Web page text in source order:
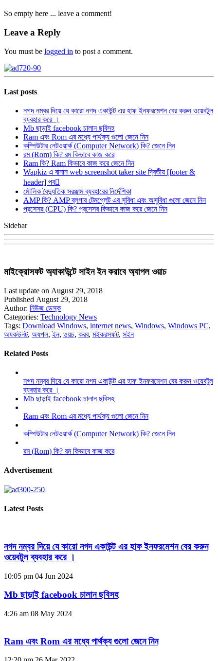
So empty here ... leave a comment!
Leave a Reply
You must be logged in to post a comment.
Last posts
নগদ নম্বর দিয়ে যে কারো নগদ একাউন্ট এর হাফ ইনফরমেশন বের করুন ওয়েবটুল
ব্যবহার করে ।
Mb ছাড়াই facebook চালান ছবিসহ
Ram এবং Rom এর মধ্যে পার্থক্য গুলো জেনে নিন
কম্পিউটার নেটওয়ার্ক (Computer Network) কি? জেনে নিন
রম (Rom) কি? রম কিভাবে কাজ করে
Ram কি? Ram কিভাবে কাজ করে জেনে নিন
Wapkiz এ বানান web screenshot taker site দ্বিতীয় [footer &
header] পব
মৌলিক বৈদ্যুতিক সরঞ্জাম ব্যবহারের নির্দেশিকা
AMP কি? AMP ব্লগার টেমপ্লেট এর সুবিধা এবং অসুবিধা গুলো জেনে নিন
প্রসেসর (CPU) কি? প্রসেসর কিভাবে কাজ করে জেনে নিন
Sidebar
মাইক্রোসফট অ্যাকাউন্টে সাইন ইন করাবে অ্যাপল ওয়াচ
Last update on August 29, 2018
Published August 29, 2018
Author: নিউজ ডেস্ক
Categories: Technology News
Tags: Download Windows, internet news, Windows, Windows PC,
অযকউনট, অযপল,ইন, ওয়চ, করব, মইকরসফট, সইন
Related Posts
নগদ নম্বর দিয়ে যে কারো নগদ একাউন্ট এর হাফ ইনফরমেশন বের করুন ওয়েবটুল
ব্যবহার করে ।
Mb ছাড়াই facebook চালান ছবিসহ
Ram এবং Rom এর মধ্যে পার্থক্য গুলো জেনে নিন
কম্পিউটার নেটওয়ার্ক (Computer Network) কি? জেনে নিন
রম (Rom) কি? রম কিভাবে কাজ করে
Advertisement
Latest Posts
নগদ নম্বর দিয়ে যে কারো নগদ একাউন্ট এর হাফ ইনফরমেশন বের করুন
ওয়েবটুল ব্যবহার করে ।
10:05 pm 04 Jun 2024
Mb ছাড়াই facebook চালান ছবিসহ
4:26 am 08 May 2024
Ram এবং Rom এর মধ্যে পার্থক্য গুলো জেনে নিন